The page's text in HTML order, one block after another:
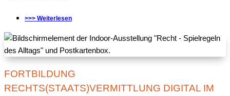
>>> Weiterlesen
FORTBILDUNG
RECHTS(STAATS)VERMITTLUNG DIGITAL IM